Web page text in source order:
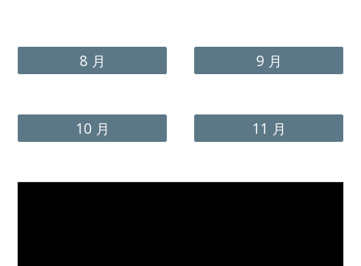
8 月 9 月
10 月 11 月